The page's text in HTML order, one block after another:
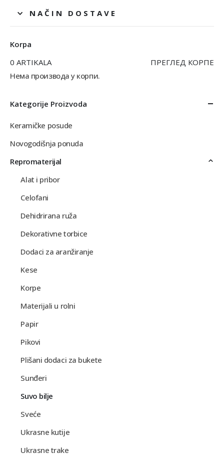
NAČIN DOSTAVE
Korpa
0 ARTIKALA
ПРЕГЛЕД КОРПЕ
Нема производа у корпи.
Kategorije Proizvoda
Keramičke posude
Novogodišnja ponuda
Repromaterijal
Alat i pribor
Celofani
Dehidrirana ruža
Dekorativne torbice
Dodaci za aranžiranje
Kese
Korpe
Materijali u rolni
Papir
Pikovi
Plišani dodaci za bukete
Sunđeri
Suvo bilje
Sveće
Ukrasne kutije
Ukrasne trake